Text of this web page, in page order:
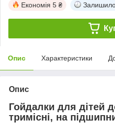
Економія 5 ₴
Опис Характеристики
Опис
Гойдалки для дітей
тримісні, на